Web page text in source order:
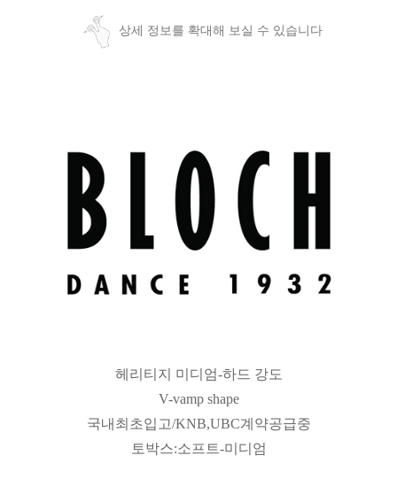
상세 정보를 확대해 보실 수 있습니다
헤리티지 미디엄-하드 강도
V-vamp shape
국내최초입고/KNB,UBC계약공급중
토박스:소프트-미디엄